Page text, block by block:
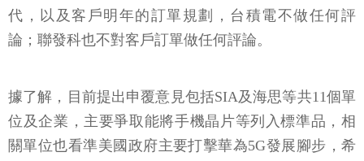
代，以及客戶明年的訂單規劃，台積電不做任何評
論；聯發科也不對客戶訂單做任何評論。
據了解，目前提出申覆意見包括SIA及海思等共11個單
位及企業，主要爭取能將手機晶片等列入標準品，相
關單位也看準美國政府主要打擊華為5G發展腳步，希